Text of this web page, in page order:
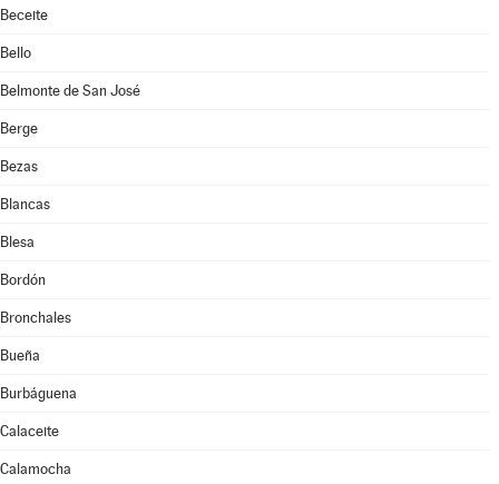
Beceite
Bello
Belmonte de San José
Berge
Bezas
Blancas
Blesa
Bordón
Bronchales
Bueña
Burbáguena
Calaceite
Calamocha